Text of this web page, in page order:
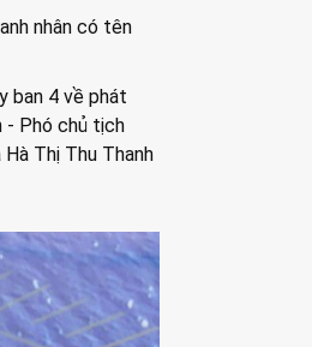
nhân có tên
ban 4 về phát
- Phó chủ tịch
Thị Thu Thanh